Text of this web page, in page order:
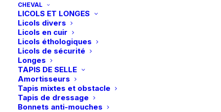
CHEVAL
LICOLS ET LONGES
Licols divers
Licols en cuir
Licols éthologiques
Licols de sécurité
Longes
TAPIS DE SELLE
Amortisseurs
Tapis mixtes et obstacle
Tapis de dressage
Bonnets anti-mouches